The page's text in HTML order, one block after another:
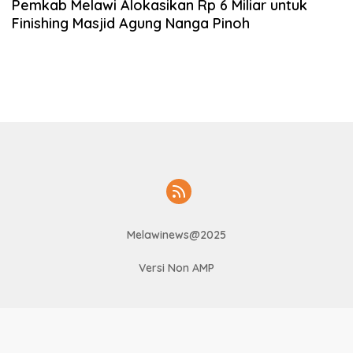
Pemkab Melawi Alokasikan Rp 6 Miliar untuk
Finishing Masjid Agung Nanga Pinoh
Melawinews@2025
Versi Non AMP